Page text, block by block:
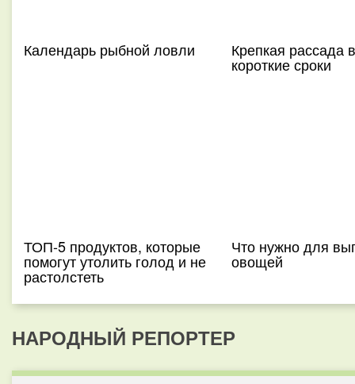
Календарь рыбной ловли Крепкая рассада в
короткие сроки
ТОП-5 продуктов, которые
помогут утолить голод и не
растолстеть
Что нужно для
овощей
НАРОДНЫЙ РЕПОРТЕР